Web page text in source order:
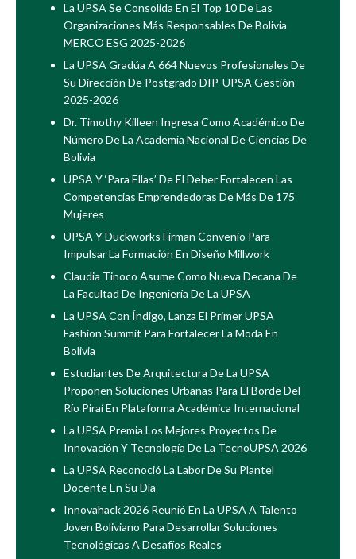
La UPSA Se Consolida En El Top 10 De Las
Organizaciones Más Responsables De Bolivia
MERCO ESG 2025-2026
La UPSA Gradúa A 664 Nuevos Profesionales De
Su Dirección De Postgrado DIP-UPSA Gestión
2025-2026
Dr. Timothy Killeen Ingresa Como Académico De
Número De La Academia Nacional De Ciencias De
Bolivia
UPSA Y ‘Para Ellas’ De El Deber Fortalecen Las
Competencias Emprendedoras De Más De 175
Mujeres
UPSA Y Duckworks Firman Convenio Para
Impulsar La Formación En Diseño Millwork
Claudia Tinoco Asume Como Nueva Decana De
La Facultad De Ingeniería De La UPSA
La UPSA Con Índigo, Lanza El Primer UPSA
Fashion Summit Para Fortalecer La Moda En
Bolivia
Estudiantes De Arquitectura De La UPSA
Proponen Soluciones Urbanas Para El Borde Del
Río Piraí En Plataforma Académica Internacional
La UPSA Premia Los Mejores Proyectos De
Innovación Y Tecnología De La TecnoUPSA 2026
La UPSA Reconoció La Labor De Su Plantel
Docente En Su Día
Innovahack 2026 Reunió En La UPSA A Talento
Joven Boliviano Para Desarrollar Soluciones
Tecnológicas A Desafíos Reales